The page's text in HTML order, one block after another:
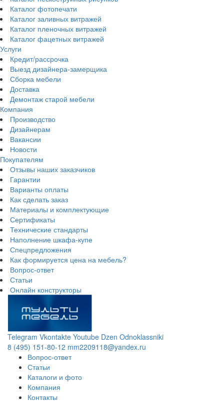
Каталог фотопечати
Каталог заливных витражей
Каталог пленочных витражей
Каталог фацетных витражей
Услуги
Кредит/рассрочка
Выезд дизайнера-замерщика
Сборка мебели
Доставка
Демонтаж старой мебели
Компания
Производство
Дизайнерам
Вакансии
Новости
Покупателям
Отзывы наших заказчиков
Гарантии
Варианты оплаты
Как сделать заказ
Материалы и комплектующие
Сертификаты
Технические стандарты
Наполнение шкафа-купе
Спецпредложения
Как формируется цена на мебель?
Вопрос-ответ
Статьи
Онлайн конструкторы
Telegram Vkontakte Youtube Dzen Odnoklassniki
8 (495) 151-80-12 mm2209118@yandex.ru
Вопрос-ответ
Статьи
Каталоги и фото
Компания
Контакты